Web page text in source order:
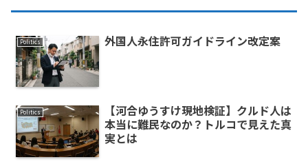
Politics 外国人永住許可ガイドライン改定案
Politics
【河合ゆうすけ現地検証】クルド人は
本当に難民なのか？トルコで見えた真
実とは